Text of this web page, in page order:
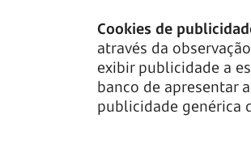
Cookies de
através da
exibir publicidade a
banco de apresentar
publicidade genérica